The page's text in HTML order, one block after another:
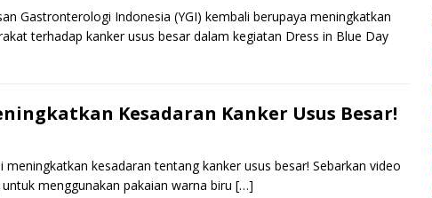
Gastronterologi Indonesia (YGI) kembali berupaya meningkatkan
terhadap kanker usus besar dalam kegiatan Dress in Blue Day
Kesadaran Kanker Usus Besar!
kesadaran tentang kanker usus besar! Sebarkan video
menggunakan pakaian warna biru […]